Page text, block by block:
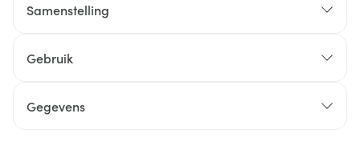
Werkt efficiënt tegen droge én vette schilfertjes
Verzacht de geïrriteerde hoofdhuid
Samenstelling
PANTHENOL 0.5 %
Gebruik
Gegevens